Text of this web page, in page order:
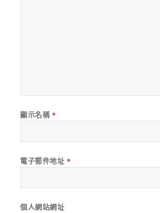
顯示名稱 *
電子郵件地址 *
個人網站網址